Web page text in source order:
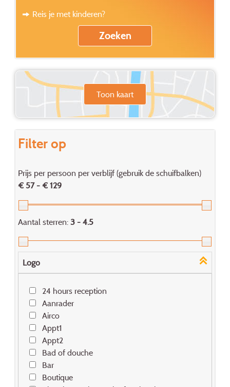
Reis je met kinderen?
Toon kaart
Filter op
Prijs per persoon per verblijf (gebruik de schuifbalken)
€ 57 - € 129
Aantal sterren: 3 - 4.5
Logo
24 hours reception
Aanrader
Airco
Appt1
Appt2
Bad of douche
Bar
Boutique